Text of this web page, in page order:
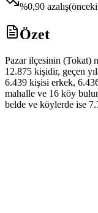
%0,90 azalış
Özet
Pazar ilçesinin (Tokat)
12.875 kişidir, geçen
6.439 kişisi erkek,
mahalle ve 16 köy
belde ve köylerde ise